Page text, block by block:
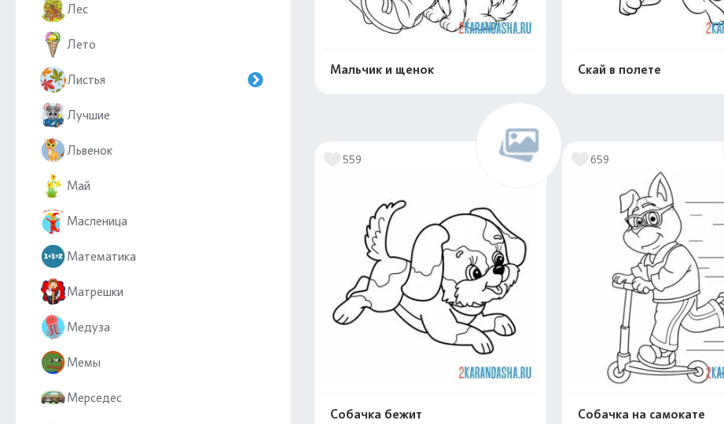
Лес
Лето
Листья
Лучшие
Львенок
Май
Масленица
Математика
Матрешки
Медуза
Мемы
Мерседес
Мальчик и щенок Скай в полете
559
Собачка бежит
659
Собачка на самокате